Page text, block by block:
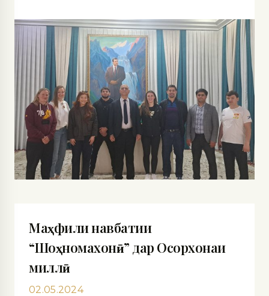
Маҳфили навбатии
“Шоҳномахонӣ” дар Осорхонаи
миллӣ
02.05.2024